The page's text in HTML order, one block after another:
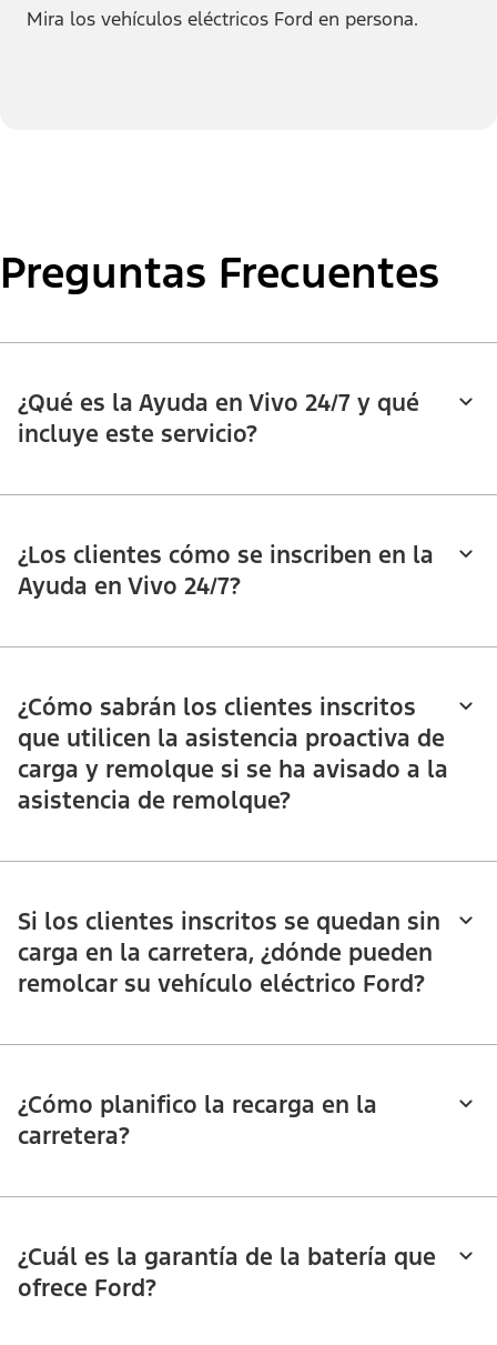
Mira los vehículos eléctricos Ford en persona.
Preguntas Frecuentes
¿Qué es la Ayuda en Vivo 24/7 y qué
incluye este servicio?
¿Los clientes cómo se inscriben en la
Ayuda en Vivo 24/7?
¿Cómo sabrán los clientes inscritos
que utilicen la asistencia proactiva de
carga y remolque si se ha avisado a la
asistencia de remolque?
Si los clientes inscritos se quedan sin
carga en la carretera, ¿dónde pueden
remolcar su vehículo eléctrico Ford?
¿Cómo planifico la recarga en la
carretera?
¿Cuál es la garantía de la batería que
ofrece Ford?